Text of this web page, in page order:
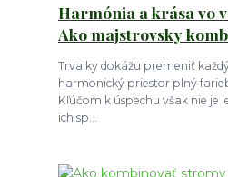
Harmónia a krása vo
Ako majstrovsky
Trvalky dokážu premeniť
harmonický priestor plný
Kľúčom k úspechu však nie je
ich sp...